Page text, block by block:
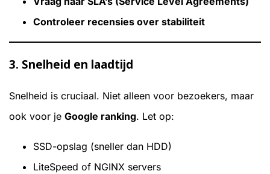
Controleer recensies over stabiliteit
3. Snelheid en laadtijd
Snelheid is cruciaal. Niet alleen voor bezoekers, maar
ook voor je Google ranking. Let op:
SSD-opslag (sneller dan HDD)
LiteSpeed of NGINX servers